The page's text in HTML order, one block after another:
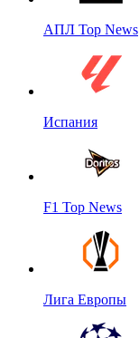
АПЛ Top News
Испания
F1 Top News
Лига Европы